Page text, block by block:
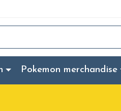
Pokemon merchandise